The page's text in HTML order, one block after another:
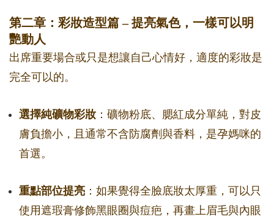
第二章：彩妝造型篇 – 提亮氣色，一樣可以明
艷動人
出席重要場合或只是想讓自己心情好，適度的彩妝是
完全可以的。
選擇純礦物彩妝 ：礦物粉底、腮紅成分單純，對皮
膚負擔小，且通常不含防腐劑與香料，是孕媽咪的
首選。
重點部位提亮 ：如果覺得全臉底妝太厚重，可以只
使用遮瑕膏修飾黑眼圈與痘疤，再畫上眉毛與內眼